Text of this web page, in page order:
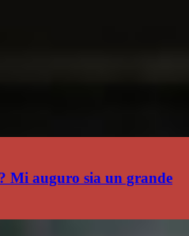
Mi auguro sia un grande